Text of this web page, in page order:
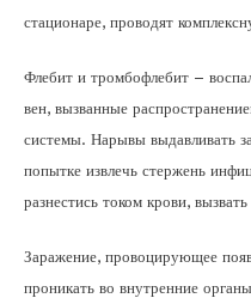
стационаре, проводят
Флебит и тромбофлебит –
вен, вызванные
системы. Нарывы выдавливать
попытке извлечь стержень
разнестись током крови,
Заражение, провоцирующее
проникать во внутренние